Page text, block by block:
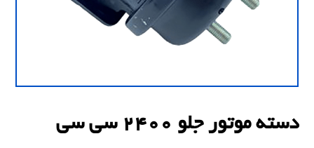
دسته موتور جلو 2400 سی سی